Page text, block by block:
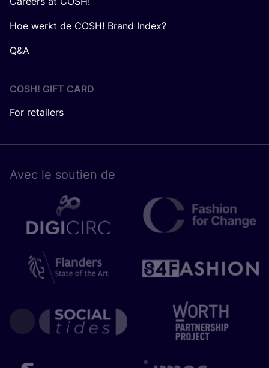
Hoe werkt de COSH! Brand Index?
Q&A
COSH! GIFT CARD
For retailers
Avec le sou­tien de